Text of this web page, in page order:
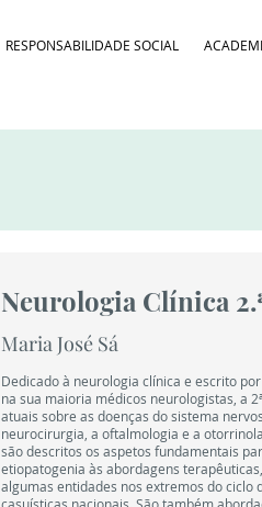
RESPONSABILIDADE SOCIAL
Neurologia Clínica
Maria José Sá
Dedicado à neurologia clínica e escrito
na sua maioria médicos neurologistas, a
atuais sobre as doenças do sistema
neurocirurgia, a oftalmologia e a
são descritos os aspetos fundamentais
etiopatogenia às abordagens
algumas entidades nos extremos do ciclo